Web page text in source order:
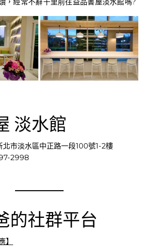
淡水館
北市淡水區中正路一段100號1-2樓
2998
的社群平台
】